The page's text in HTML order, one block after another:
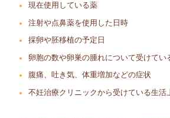
現在使用している薬
注射や点鼻薬を使用した日時
採卵や胚移植の予定日
卵胞の数や卵巣の腫れについて受けてい
腹痛、吐き気、体重増加などの症状
不妊治療クリニックから受けている生活